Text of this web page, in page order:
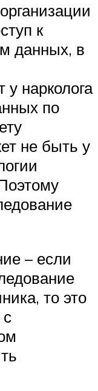
к
данных, в
у нарколога
по
не быть у
– если
то это